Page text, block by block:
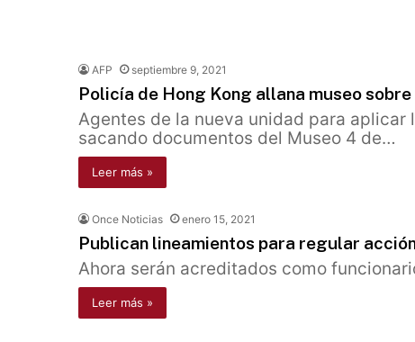
AFP septiembre 9, 2021
Policía de Hong Kong allana museo
Agentes de la nueva unidad para
sacando documentos del Museo 4 de…
Leer más »
Once Noticias enero 15, 2021
Publican lineamientos para regular
Ahora serán acreditados como
Leer más »